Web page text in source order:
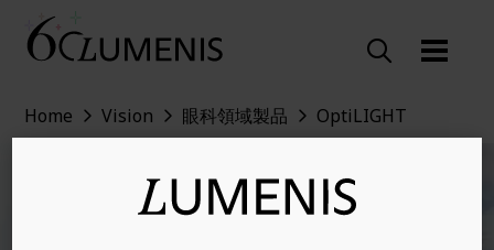
Home Vision 眼科領域製品 OptiLIGHT